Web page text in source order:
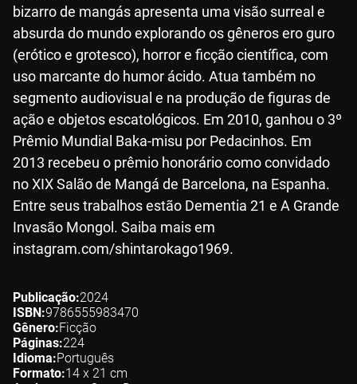
bizarro de mangás apresenta uma visão surreal e
absurda do mundo explorando os gêneros ero guro
(erótico e grotesco), horror e ficção científica, com
uso marcante do humor ácido. Atua também no
segmento audiovisual e na produção de figuras de
ação e objetos escatológicos. Em 2010, ganhou o 3º
Prêmio Mundial Baka-misu por Pedacinhos. Em
2013 recebeu o prêmio honorário como convidado
no XIX Salão de Mangá de Barcelona, na Espanha.
Entre seus trabalhos estão Dementia 21 e A Grande
Invasão Mongol. Saiba mais em
instagram.com/shintarokago1969.
Publicação 2024
ISBN 9786555983470
Gênero Ficção
Páginas 224
Idioma Português
Formato 14 x 21 cm